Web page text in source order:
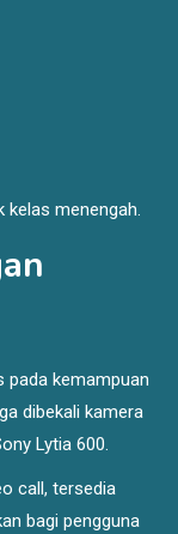
menengah.
pada kemampuan
dibekali kamera
Lytia 600.
call, tersedia
bagi pengguna